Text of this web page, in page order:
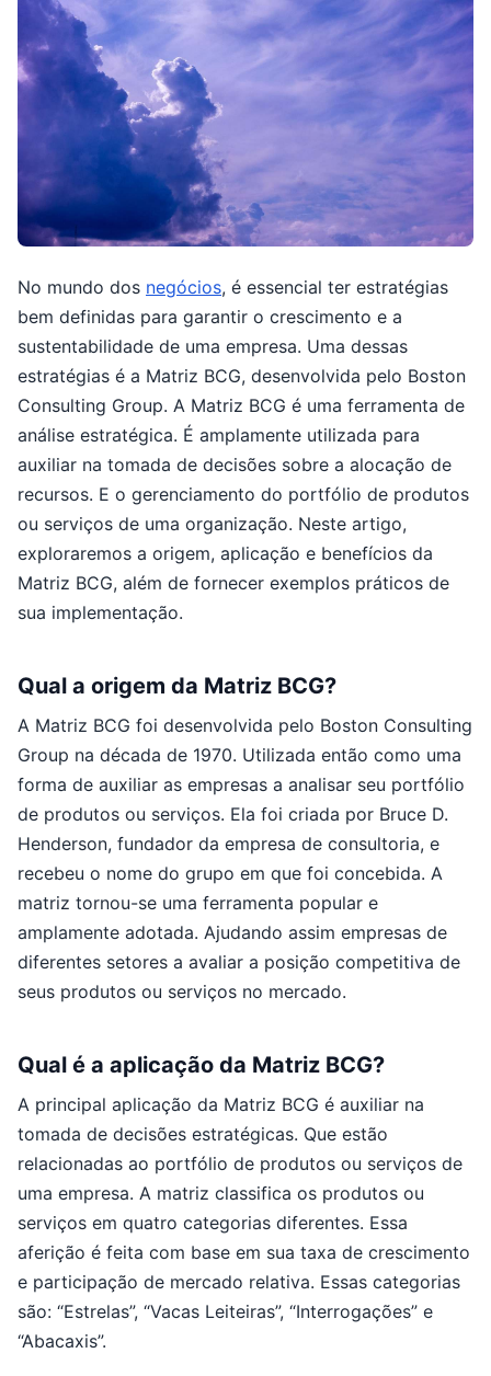
No mundo dos negócios, é essencial ter estratégias
bem definidas para garantir o crescimento e a
sustentabilidade de uma empresa. Uma dessas
estratégias é a Matriz BCG, desenvolvida pelo Boston
Consulting Group. A Matriz BCG é uma ferramenta de
análise estratégica. É amplamente utilizada para
auxiliar na tomada de decisões sobre a alocação de
recursos. E o gerenciamento do portfólio de produtos
ou serviços de uma organização. Neste artigo,
exploraremos a origem, aplicação e benefícios da
Matriz BCG, além de fornecer exemplos práticos de
sua implementação.
Qual a origem da Matriz BCG?
A Matriz BCG foi desenvolvida pelo Boston Consulting
Group na década de 1970. Utilizada então como uma
forma de auxiliar as empresas a analisar seu portfólio
de produtos ou serviços. Ela foi criada por Bruce D.
Henderson, fundador da empresa de consultoria, e
recebeu o nome do grupo em que foi concebida. A
matriz tornou-se uma ferramenta popular e
amplamente adotada. Ajudando assim empresas de
diferentes setores a avaliar a posição competitiva de
seus produtos ou serviços no mercado.
Qual é a aplicação da Matriz BCG?
A principal aplicação da Matriz BCG é auxiliar na
tomada de decisões estratégicas. Que estão
relacionadas ao portfólio de produtos ou serviços de
uma empresa. A matriz classifica os produtos ou
serviços em quatro categorias diferentes. Essa
aferição é feita com base em sua taxa de crescimento
e participação de mercado relativa. Essas categorias
são: “Estrelas”, “Vacas Leiteiras”, “Interrogações” e
“Abacaxis”.